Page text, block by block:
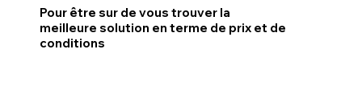
Pour être sur de vous trouver la
meilleure solution en terme de prix et de
conditions